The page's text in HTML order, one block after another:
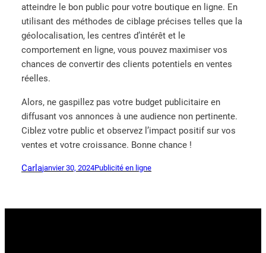
atteindre le bon public pour votre boutique en ligne. En
utilisant des méthodes de ciblage précises telles que la
géolocalisation, les centres d’intérêt et le
comportement en ligne, vous pouvez maximiser vos
chances de convertir des clients potentiels en ventes
réelles.
Alors, ne gaspillez pas votre budget publicitaire en
diffusant vos annonces à une audience non pertinente.
Ciblez votre public et observez l’impact positif sur vos
ventes et votre croissance. Bonne chance !
Carlajanvier 30, 2024Publicité en ligne